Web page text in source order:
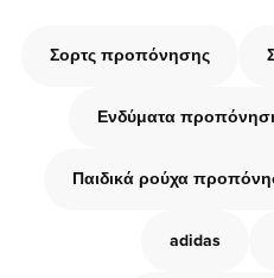
Σορτς προπόνησης
Ενδύματα
Παιδικά ρούχα
adidas